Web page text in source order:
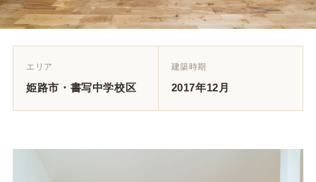
エリア
姫路市・書写中学校区
建築時期
2017年12月